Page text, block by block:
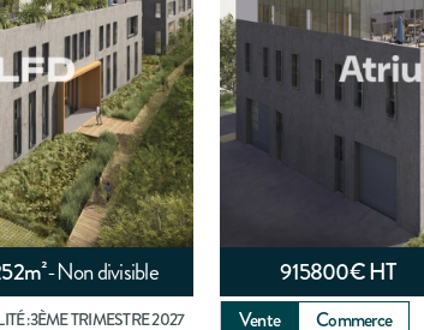
m²-Non divisible
:3ÈME TRIMESTRE 2027
915800€ HT
Vente Commerce